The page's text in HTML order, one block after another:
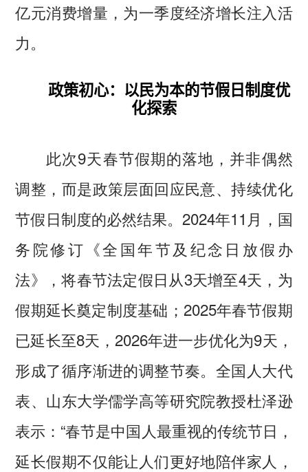
亿元消费增量，为一季度经济增长注入活
力。
政策初心：以民为本的节假日制度优
化探索
此次9天春节假期的落地，并非偶然
调整，而是政策层面回应民意、持续优化
节假日制度的必然结果。2024年11月，国
务院修订《全国年节及纪念日放假办
法》，将春节法定假日从3天增至4天，为
假期延长奠定制度基础；2025年春节假期
已延长至8天，2026年进一步优化为9天，
形成了循序渐进的调整节奏。全国人大代
表、山东大学儒学高等研究院教授杜泽逊
表示：“春节是中国人最重视的传统节日，
延长假期不仅能让人们更好地陪伴家人，